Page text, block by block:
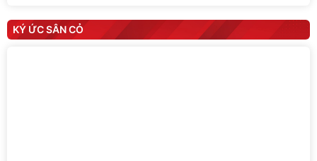
KÝ ỨC SÂN CỎ